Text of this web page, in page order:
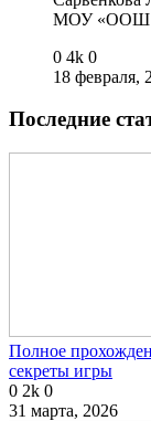
МОУ «ООШ
0 4k 0
18 февраля,
Последние
Полное
секреты игры
0 2k 0
31 марта, 2026